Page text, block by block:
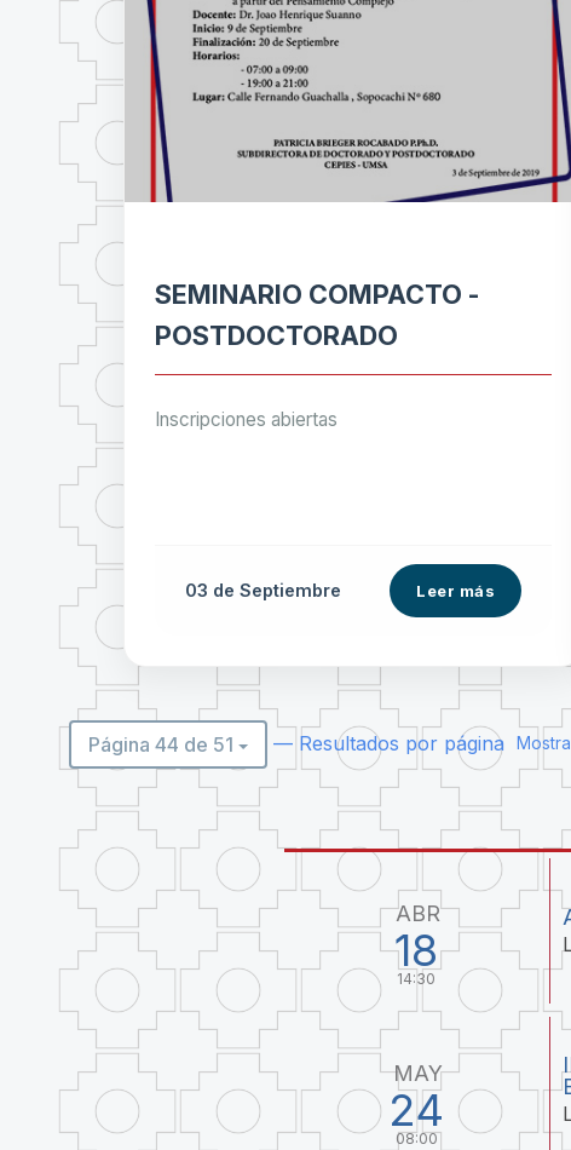
SEMINARIO COMPACTO -
POSTDOCTORADO
Inscripciones abiertas
03 deSeptiembre Leer más
Página 44 de 51 — Resultados por página
ABR
18
14:30
MAY
24
08:00